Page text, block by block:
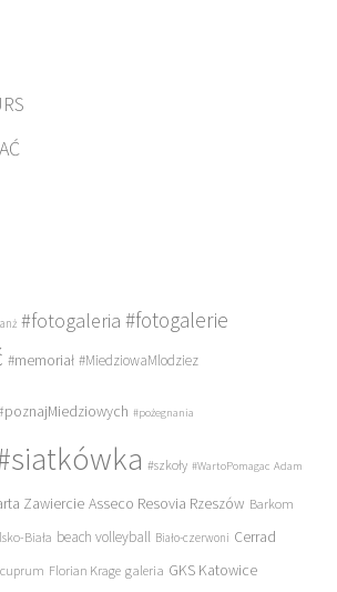
#fotogaleria #fotogalerie
#memoriał #MiedziowaMlodziez
#pożegnania
#szkoły #WartoPomagac Adam
Zawiercie Asseco Resovia Rzeszów Barkom
Biała beach volleyball Biało-czerwoni Cerrad
cuprum Florian Krage galeria GKS Katowice